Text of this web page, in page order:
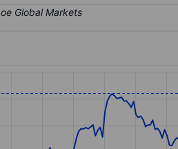
categories.
values. Data ranges from